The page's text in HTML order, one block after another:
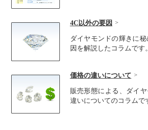
4C以外の要因
ダイヤモンドの輝きに
因を解説したコラムです。
価格の違いについて
販売形態による、ダイ
違いについてのコラムで